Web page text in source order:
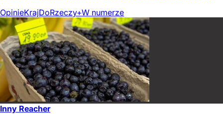
OpinieKrajDoRzeczy+W numerze
Inny Reacher